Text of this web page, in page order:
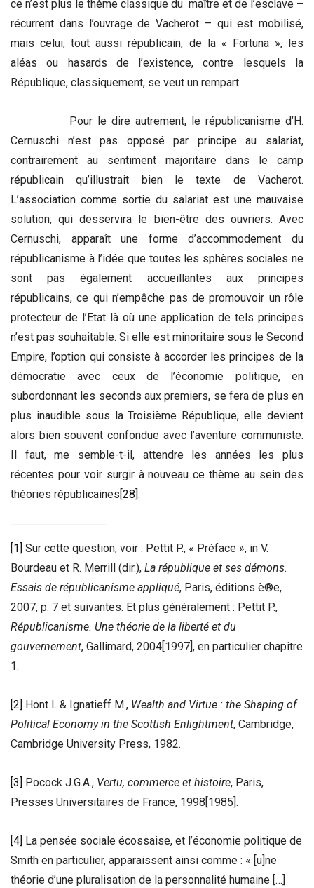
ce n’est plus le thème classique du maître et de l’esclave –
récurrent dans l’ouvrage de Vacherot – qui est mobilisé,
mais celui, tout aussi républicain, de la « Fortuna », les
aléas ou hasards de l’existence, contre lesquels la
République, classiquement, se veut un rempart.
Pour le dire autrement, le républicanisme d’H.
Cernuschi n’est pas opposé par principe au salariat,
contrairement au sentiment majoritaire dans le camp
républicain qu’illustrait bien le texte de Vacherot.
L’association comme sortie du salariat est une mauvaise
solution, qui desservira le bien-être des ouvriers. Avec
Cernuschi, apparaît une forme d’accommodement du
républicanisme à l’idée que toutes les sphères sociales ne
sont pas également accueillantes aux principes
républicains, ce qui n’empêche pas de promouvoir un rôle
protecteur de l’Etat là où une application de tels principes
n’est pas souhaitable. Si elle est minoritaire sous le Second
Empire, l’option qui consiste à accorder les principes de la
démocratie avec ceux de l’économie politique, en
subordonnant les seconds aux premiers, se fera de plus en
plus inaudible sous la Troisième République, elle devient
alors bien souvent confondue avec l’aventure communiste.
Il faut, me semble-t-il, attendre les années les plus
récentes pour voir surgir à nouveau ce thème au sein des
théories républicaines [28] .
[1] Sur cette question, voir : Pettit P., « Préface », in V.
Bourdeau et R. Merrill (dir.), La république et ses démons.
Essais de républicanisme appliqué, Paris, éditions è®e,
2007, p. 7 et suivantes. Et plus généralement : Pettit P.,
Républicanisme. Une théorie de la liberté et du
gouvernement, Gallimard, 2004[1997], en particulier chapitre
1.
[2] Hont I. & Ignatieff M., Wealth and Virtue : the Shaping of
Political Economy in the Scottish Enlightment, Cambridge,
Cambridge University Press, 1982.
[3] Pocock J.G.A., Vertu, commerce et histoire, Paris,
Presses Universitaires de France, 1998[1985].
[4] La pensée sociale écossaise, et l’économie politique de
Smith en particulier, apparaissent ainsi comme : « [u]ne
théorie d’une pluralisation de la personnalité humaine […]